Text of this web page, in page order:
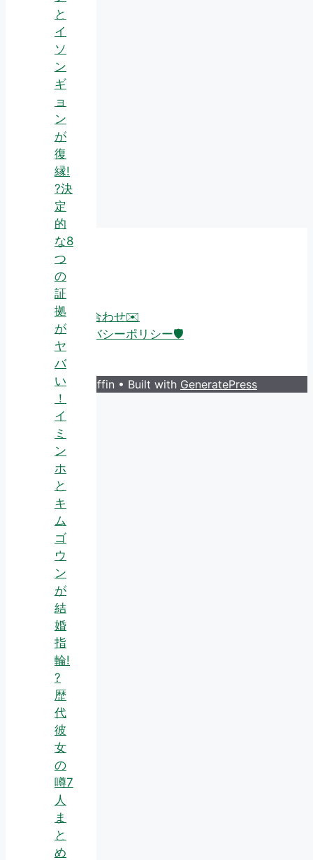
と
イ
ソ
ン
ギ
ョ
ン
が
復
縁!
?決
定
的
な8
つ
の
証
拠
が
ヤ
バ
い
！
イ
ミ
ン
ホ
と
キ
ム
ゴ
ウ
ン
が
結
婚
指
輪!
?
歴
代
彼
女
の
噂7
人
ま
と
め
About
お問い合わせ✉️
プライバシーポリシー🛡️
© 2026 Guruffin • Built with GeneratePress